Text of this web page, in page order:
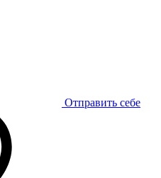
Отправить себе